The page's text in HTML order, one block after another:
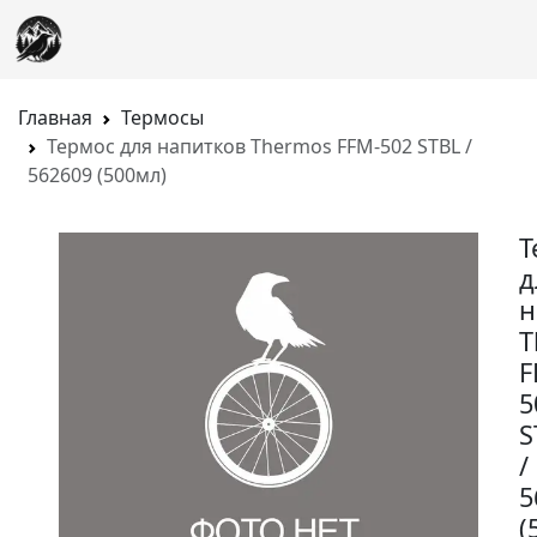
Главная
Термосы
Термос для напитков Thermos FFM-502 STBL /
562609 (500мл)
/